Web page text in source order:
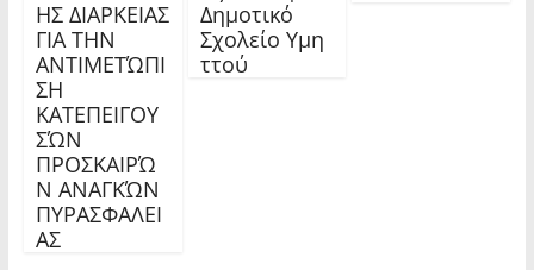
ΗΣ ΔΙΑΡΚΕΙΑΣ
ΓΙΑ ΤΗΝ
ΑΝΤΙΜΕΤΏΠΙ
ΣΗ
ΚΑΤΕΠΕΙΓΟΥ
ΣΏΝ
ΠΡΟΣΚΑΙΡΏ
Ν ΑΝΑΓΚΏΝ
ΠΥΡΑΣΦΑΛΕΙ
ΑΣ
Δημοτικό
Σχολείο Υμη
ττού